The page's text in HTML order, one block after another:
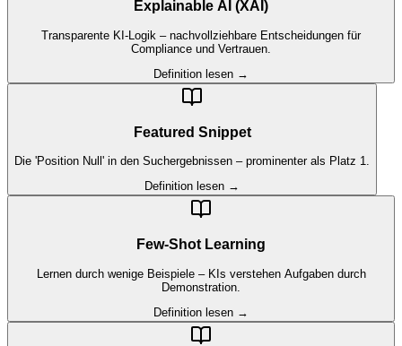
Explainable AI (XAI)
Transparente KI-Logik – nachvollziehbare Entscheidungen für
Compliance und Vertrauen.
Definition lesen →
Featured Snippet
Die 'Position Null' in den Suchergebnissen – prominenter als Platz 1.
Definition lesen →
Few-Shot Learning
Lernen durch wenige Beispiele – KIs verstehen Aufgaben durch
Demonstration.
Definition lesen →